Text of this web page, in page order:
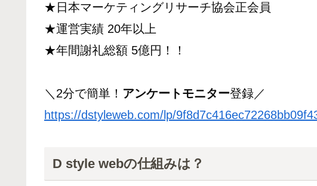
★日本マーケティングリサーチ協会正会員
★運営実績 20年以上
★年間謝礼総額 5億円！！
＼2分で簡単！ アンケートモニター登録／
https://dstyleweb.com/lp/
D style webの仕組みは？